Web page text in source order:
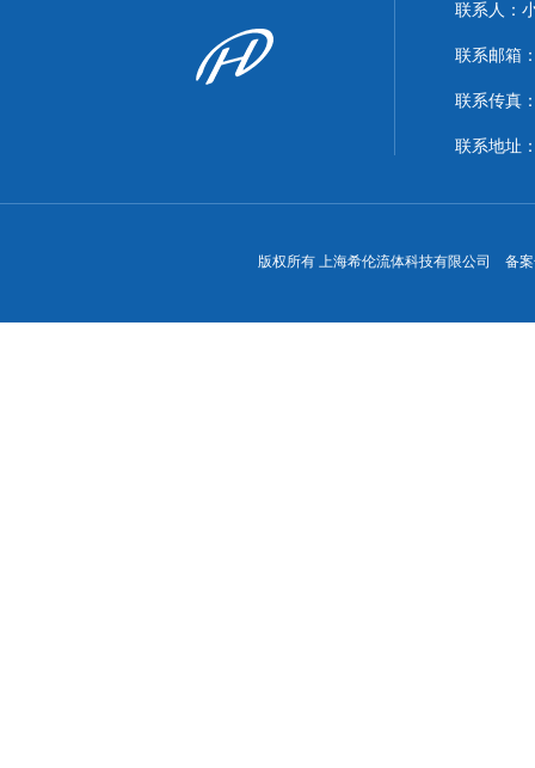
联系人：
联系邮箱
联系传真
联系地址
版权所有 上海希伦流体科技有限公司 备